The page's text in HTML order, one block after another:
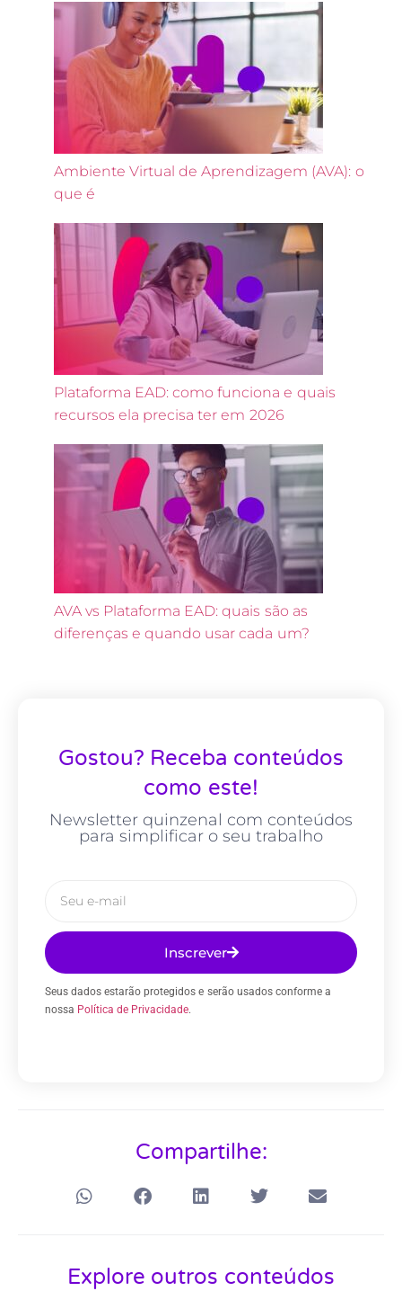
Ambiente Virtual de Aprendizagem (AVA): o
que é
Plataforma EAD: como funciona e quais
recursos ela precisa ter em 2026
AVA vs Plataforma EAD: quais são as
diferenças e quando usar cada um?
Gostou? Receba conteúdos
como este!
Newsletter quinzenal com conteúdos
para simplificar o seu trabalho
Inscrever
Seus dados estarão protegidos e serão usados conforme a
nossa Política de Privacidade.
Compartilhe:
Explore outros conteúdos